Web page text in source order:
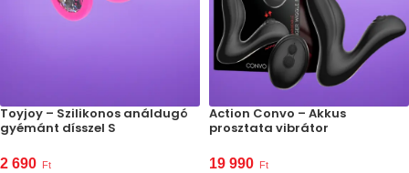
Toyjoy – Szilikonos análdugó
gyémánt dísszel S
2 690 Ft
Action Convo – Akkus
prosztata vibrátor
19 990 Ft